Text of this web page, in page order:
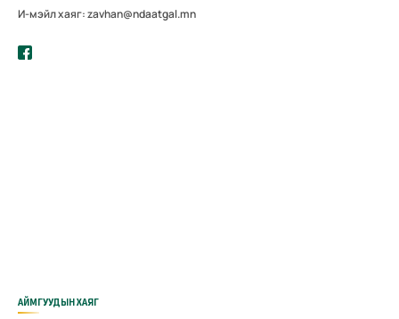
И-мэйл хаяг: zavhan@ndaatgal.mn
АЙМГУУДЫН ХАЯГ